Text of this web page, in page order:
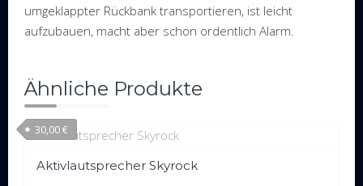
umgeklappter Rückbank transportieren, ist leicht
aufzubauen, macht aber schon ordentlich Alarm.
Ähnliche Produkte
Aktivlautsprecher Skyrock
30,00€